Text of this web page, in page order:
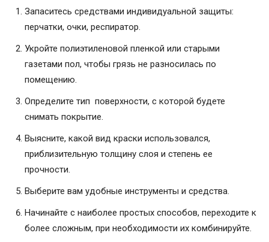
Запаситесь средствами индивидуальной защиты:
перчатки, очки, респиратор.
Укройте полиэтиленовой пленкой или старыми
газетами пол, чтобы грязь не разносилась по
помещению.
Определите тип поверхности, с которой будете
снимать покрытие.
Выясните, какой вид краски использовался,
приблизительную толщину слоя и степень ее
прочности.
Выберите вам удобные инструменты и средства.
Начинайте с наиболее простых способов, переходите к
более сложным, при необходимости их комбинируйте.